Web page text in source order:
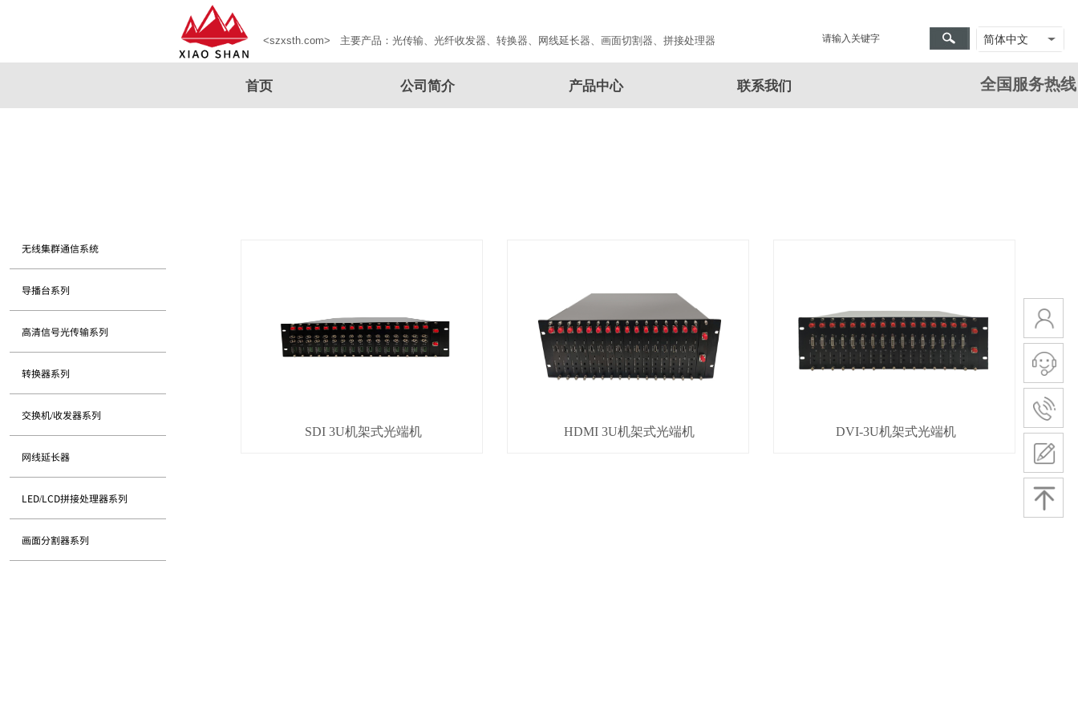
简体中文
主要产品：光传输、光纤收发器、转换器、网线延长器、画面切割器、拼接处理器
<szxsth.com>
全国服务热
首页 公司简介 产品中心 联系我们
无线集群通信系统
导播台系列
高清信号光传输系列
转换器系列
交换机/收发器系列
网线延长器
LED/LCD拼接处理器系列
画面分割器系列
SDI 3U机架式光端机 HDMI 3U机架式光端机 DVI-3U机架式光端机